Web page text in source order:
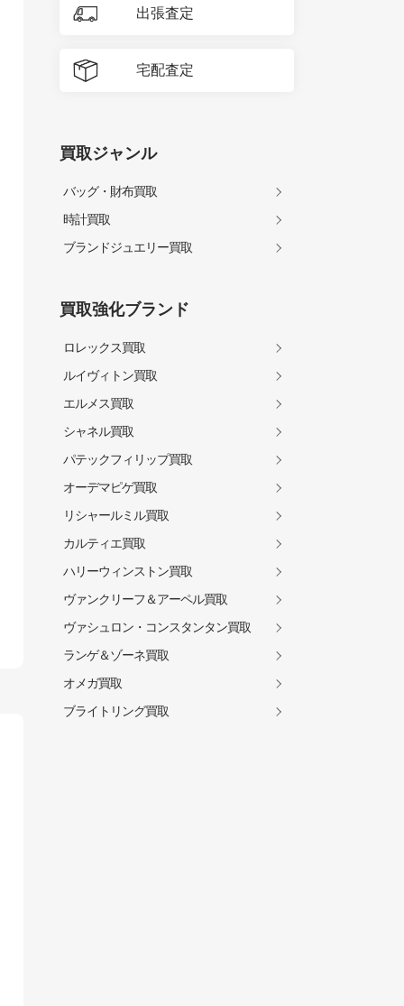
出張査定
宅配査定
買取ジャンル
バッグ・財布買取
時計買取
ブランドジュエリー買取
買取強化ブランド
ロレックス買取
ルイヴィトン買取
エルメス買取
シャネル買取
パテックフィリップ買取
オーデマピゲ買取
リシャールミル買取
カルティエ買取
ハリーウィンストン買取
ヴァンクリーフ＆アーペル買取
ヴァシュロン・コンスタンタン買取
ランゲ＆ゾーネ買取
オメガ買取
ブライトリング買取